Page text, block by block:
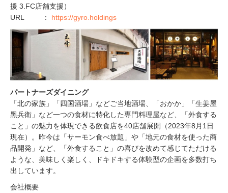
援 3.FC店舗支援）
URL ： https://gyro.holdings
パートナーズダイニング
「北の家族」「四国酒場」などご当地酒場、「おかか」「⽣姜屋
⿊兵衛」など⼀つの⾷材に特化した専⾨料理屋など、「外⾷する
こと」の魅⼒を体現できる飲⾷店を40店舗展開（2023年8月1日
現在）。昨今は「サーモン⾷べ放題」や「地元の⾷材を使った商
品開発」など、「外⾷すること」の喜びを改めて感じてただける
ような、美味しく楽しく、ドキドキする体験型の企画を多数打ち
出しています。
会社概要